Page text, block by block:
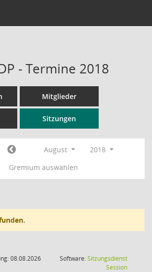
- Termine 2018
Mitglieder
Sitzungen
August
2018
Gremium auswählen
08.08.2026
Software:Sitzungsdienst
Session(Wird in